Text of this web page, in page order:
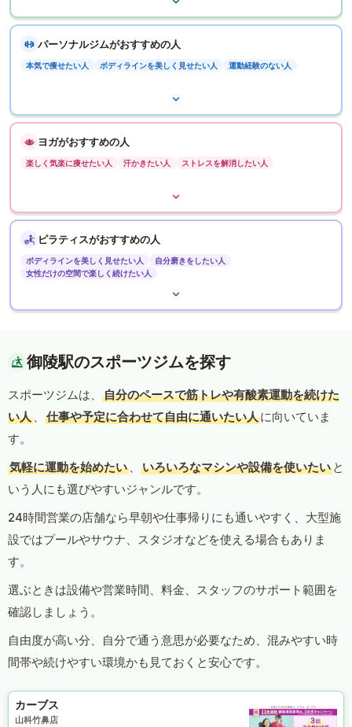
パーソナルジムがおすすめの人
本気で痩せたい人 ボディラインを美しく見せたい人 運動経験のない人
ヨガがおすすめの人
楽しく気楽に痩せたい人 汗かきたい人 ストレスを解消したい人
ピラティスがおすすめの人
ボディラインを美しく見せたい人
自分磨きをしたい人
女性だけの空間で楽しく続けたい人
御陵駅のスポーツジムを探す
スポーツジムは、
自分のペースで筋トレや有酸素運動を続けた
い人 、 仕事や予定に合わせて自由に通いたい人に向いていま
す。
気軽に運動を始めたい 、 いろいろなマシンや設備を使いたい と
いう人にも選びやすいジャンルです。
24時間営業の店舗なら早朝や仕事帰りにも通いやすく、大型施
設ではプールやサウナ、スタジオなどを使える場合もありま
す。
選ぶときは設備や営業時間、料金、スタッフのサポート範囲を
確認しましょう。
自由度が高い分、自分で通う意思が必要なため、混みやすい時
間帯や続けやすい環境かも見ておくと安心です。
カーブス
山科竹鼻店